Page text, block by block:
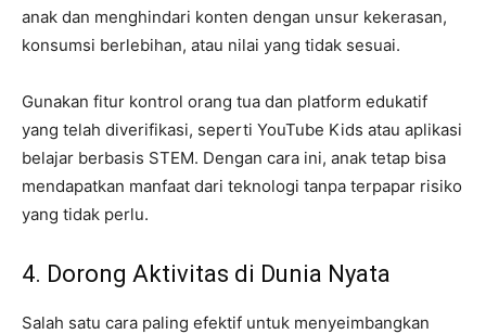
anak dan menghindari konten dengan unsur kekerasan,
konsumsi berlebihan, atau nilai yang tidak sesuai.
Gunakan fitur kontrol orang tua dan platform edukatif
yang telah diverifikasi, seperti YouTube Kids atau aplikasi
belajar berbasis STEM. Dengan cara ini, anak tetap bisa
mendapatkan manfaat dari teknologi tanpa terpapar risiko
yang tidak perlu.
4. Dorong Aktivitas di Dunia Nyata
Salah satu cara paling efektif untuk menyeimbangkan